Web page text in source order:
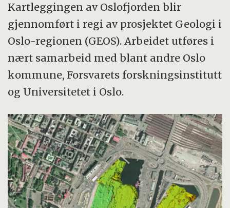
Kartleggingen av Oslofjorden blir
gjennomført i regi av prosjektet Geologi i
Oslo-regionen (GEOS). Arbeidet utføres i
nært samarbeid med blant andre Oslo
kommune, Forsvarets forskningsinstitutt
og Universitetet i Oslo.